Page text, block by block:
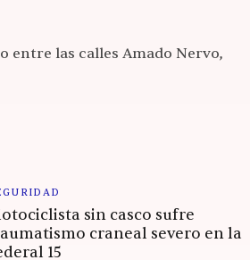
entre las calles Amado Nervo,
sin casco sufre
craneal severo en la
15